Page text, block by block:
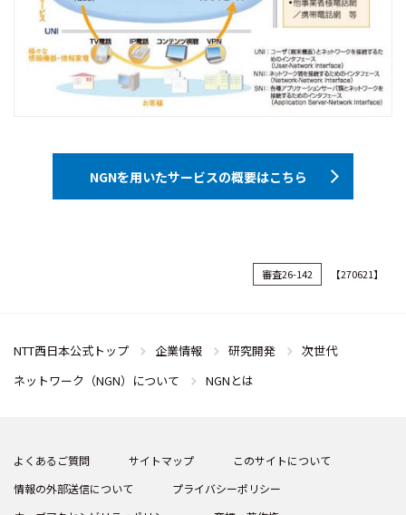
NGNを用いたサービスの概要はこちら
審査26-142 【270621】
NTT西日本公式トップ 企業情報 研究開発
次世代
ネットワーク（NGN）について
NGNとは
よくあるご質問 サイトマップ
このサイトについて
情報の外部送信について
プライバシーポリシー